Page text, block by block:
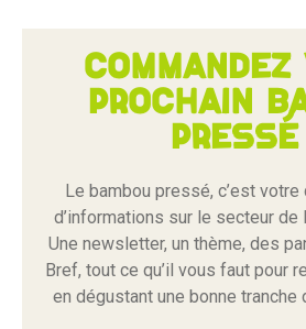
prochain
pressé
Le bambou pressé, c’est
d’informations sur le secteur de
Une newsletter, un thème, des
Bref, tout ce qu’il vous faut pour
en dégustant une bonne tranche